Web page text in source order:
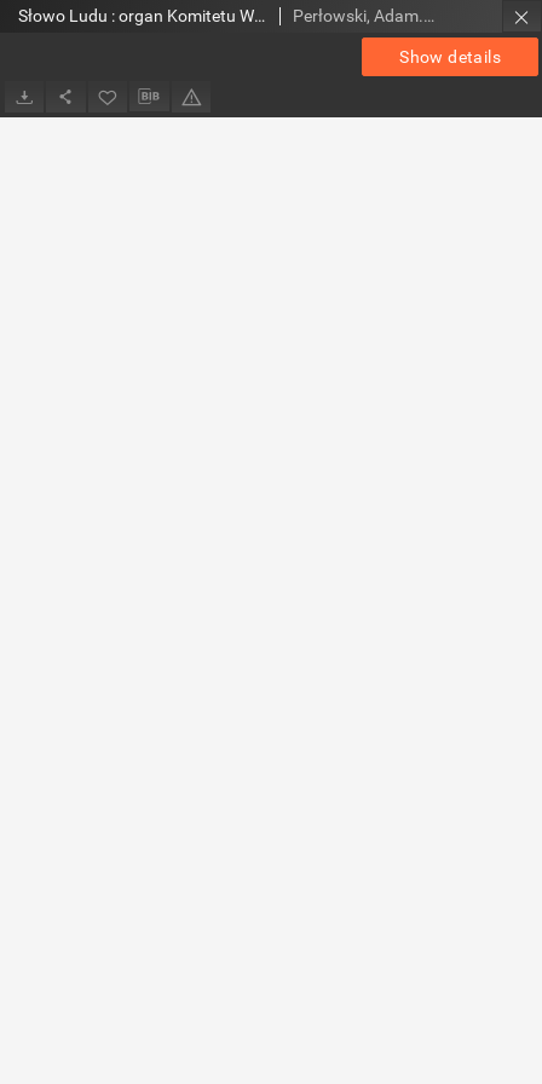
Show details
Słowo Ludu : organ Komitetu Wojewódzkiego Polskiej Zjednoczonej Partii Robotniczej, 1984, R.XXXV, nr 185 (magazyn) Perłowski, Adam. Red.